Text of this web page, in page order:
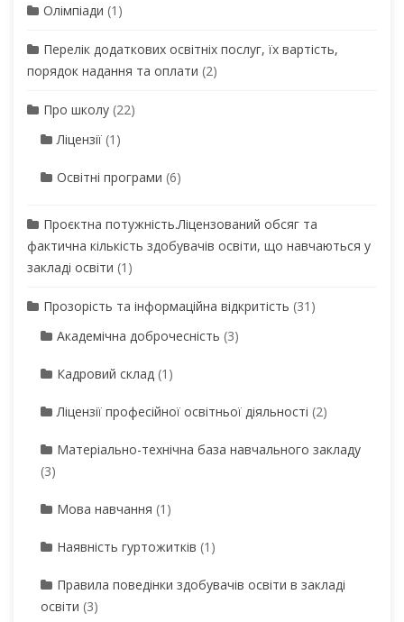
Олімпіади (1)
Перелік додаткових освітніх послуг, їх вартість,
порядок надання та оплати (2)
Про школу (22)
Ліцензії (1)
Освітні програми (6)
Проєктна потужність.Ліцензований обсяг та
фактична кількість здобувачів освіти, що навчаються у
закладі освіти (1)
Прозорість та інформаційна відкритість (31)
Академічна доброчесність (3)
Кадровий склад (1)
Ліцензії професійної освітньої діяльності (2)
Матеріально-технічна база навчального закладу
(3)
Мова навчання (1)
Наявність гуртожитків (1)
Правила поведінки здобувачів освіти в закладі
освіти (3)